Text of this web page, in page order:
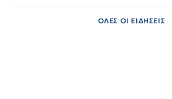
ΟΛΕΣ ΟΙ ΕΙΔΗΣΕΙΣ